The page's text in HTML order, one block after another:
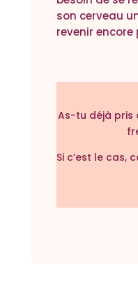
son cerveau
revenir
As-tu déjà pris
Si c’est le cas,